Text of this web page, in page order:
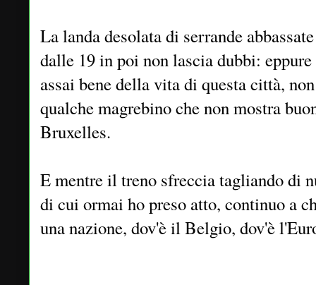
La landa desolata di serrande
dalle 19 in poi non lascia dubbi:
assai bene della vita di questa città,
qualche magrebino che non mostra
Bruxelles.
E mentre il treno sfreccia tagliando di
di cui ormai ho preso atto, continuo a
una nazione, dov'è il Belgio, dov'è